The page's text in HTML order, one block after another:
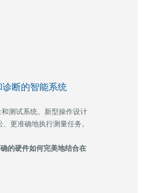
断的智能系统
测试系统。新型操作设计
更准确地执行测量任务。
的硬件如何完美地结合在